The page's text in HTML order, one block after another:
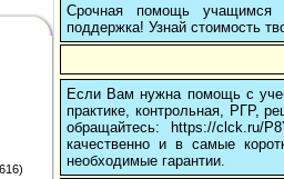
Срочная помощь учащимся в
поддержка! Узнай стоимость
Если Вам нужна помощь с
практике, контрольная, РГР,
обращайтесь: https://clck.ru/
качественно и в самые
необходимые гарантии.